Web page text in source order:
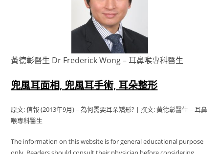
黃德彰醫生 Dr Frederick Wong – 耳鼻喉專科醫生
兜風耳面相, 兜風耳手術, 耳朵整形
原文: 信報 (2013年9月) – 為何需要耳朵矯形? | 撰文: 黃德彰醫生 – 耳鼻
喉專科醫生
The information on this website is for general educational purpose